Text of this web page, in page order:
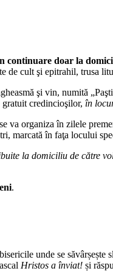
continuare doar la
de cult şi epitrahil, trusa
şi vin, numită
credincioşilor, în
va organiza în zilele
marcată în faţa locului
la domiciliu de către
.
unde se
Hristos a înviat! și